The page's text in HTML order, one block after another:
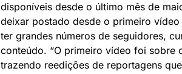
disponíveis desde o último mês de
deixar postado desde o primeiro
ter grandes números de seguidores,
conteúdo. “O primeiro vídeo foi
trazendo reedições de reportagens